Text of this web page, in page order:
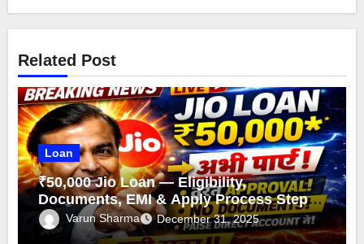
Related Post
Loan
₹50,000 Jio Loan — Eligibility,
Documents, EMI & Apply Process Step-
by-StepVarun Sharma December 31, 2025